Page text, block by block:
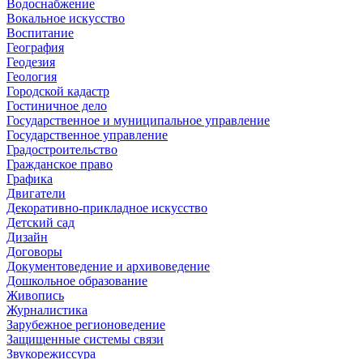
Водоснабжение
Вокальное искусство
Воспитание
География
Геодезия
Геология
Городской кадастр
Гостиничное дело
Государственное и муниципальное управление
Государственное управление
Градостроительство
Гражданское право
Графика
Двигатели
Декоративно-прикладное искусство
Детский сад
Дизайн
Договоры
Документоведение и архивоведение
Дошкольное образование
Живопись
Журналистика
Зарубежное регионоведение
Защищенные системы связи
Звукорежиссура